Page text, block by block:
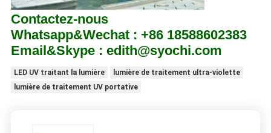
Contactez-nous
Whatsapp&Wechat : +86 18588602383
Email&Skype : edith@syochi.com
LED UV traitant la lumière
lumière de traitement ultra-violette
lumière de traitement UV portative